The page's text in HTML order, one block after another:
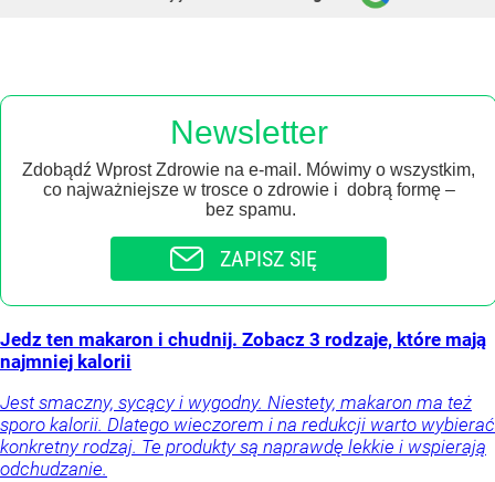
Newsletter
Zdobądź Wprost Zdrowie na e-mail. Mówimy o wszystkim,
co najważniejsze w trosce o zdrowie i dobrą formę –
bez spamu.
ZAPISZ SIĘ
Jedz ten makaron i chudnij. Zobacz 3 rodzaje, które mają
najmniej kalorii
Jest smaczny, sycący i wygodny. Niestety, makaron ma też
sporo kalorii. Dlatego wieczorem i na redukcji warto wybierać
konkretny rodzaj. Te produkty są naprawdę lekkie i wspierają
odchudzanie.